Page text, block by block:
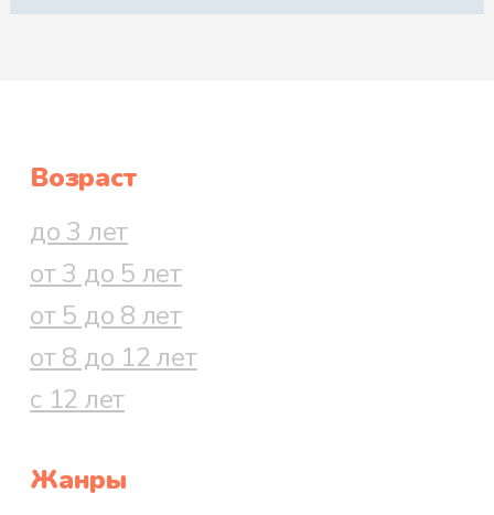
Возраст
до 3 лет
от 3 до 5 лет
от 5 до 8 лет
от 8 до 12 лет
с 12 лет
Жанры